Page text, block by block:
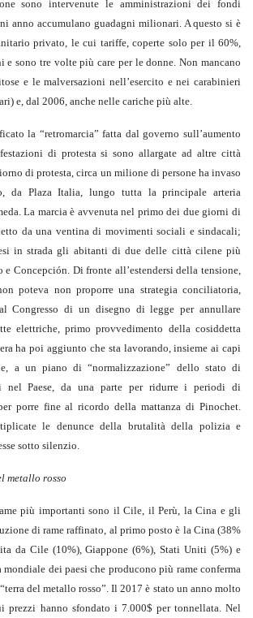
sono intervenute le amministrazioni dei fondi
anno accumulano guadagni milionari. A questo si è
privato, le cui tariffe, coperte solo per il 60%,
e sono tre volte più care per le donne. Non mancano
e le malversazioni nell’esercito e nei carabinieri
e, dal 2006, anche nelle cariche più alte.
la “retromarcia” fatta dal governo sull’aumento
di protesta si sono allargate ad altre città
di protesta, circa un milione di persone ha invaso
da Plaza Italia, lungo tutta la principale arteria
La marcia è avvenuta nel primo dei due giorni di
da una ventina di movimenti sociali e sindacali;
in strada gli abitanti di due delle città cilene più
e Concepción. Di fronte all’estendersi della tensione,
poteva non proporre una strategia conciliatoria,
Congresso di un disegno di legge per annullare
elettriche, primo provvedimento della cosiddetta
ha poi aggiunto che sta lavorando, insieme ai capi
a un piano di “normalizzazione” dello stato di
nel Paese, da una parte per ridurre i periodi di
porre fine al ricordo della mattanza di Pinochet.
le denunce della brutalità della polizia e
sotto silenzio.
metallo rosso
più importanti sono il Cile, il Perù, la Cina e gli
di rame raffinato, al primo posto è la Cina (38%
da Cile (10%), Giappone (6%), Stati Uniti (5%) e
mondiale dei paesi che producono più rame conferma
del metallo rosso”. Il 2017 è stato un anno molto
prezzi hanno sfondato i 7.000$ per tonnellata. Nel